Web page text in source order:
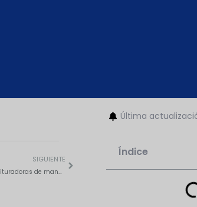
SIGUIENTE
Aumente la eficiencia: Secretos prácticos de mantenimiento de trituradoras de mandíbulas
Última
Índice